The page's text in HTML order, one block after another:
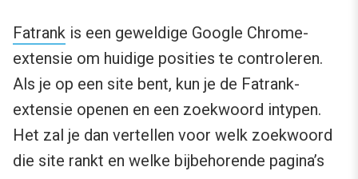
Fatrank is een geweldige Google Chrome-
extensie om huidige posities te controleren.
Als je op een site bent, kun je de Fatrank-
extensie openen en een zoekwoord intypen.
Het zal je dan vertellen voor welk zoekwoord
die site rankt en welke bijbehorende pagina’s